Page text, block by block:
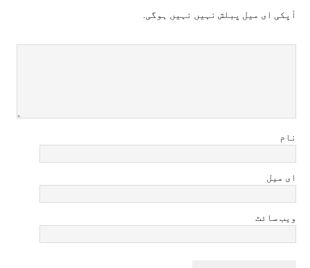
آپکی ای ميل پبلش نہيں نہيں ہوگی.
نام
ای میل
ویب سائٹ